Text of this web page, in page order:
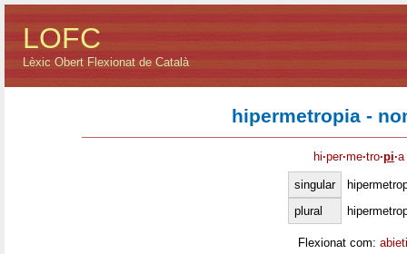
LOFC
Lèxic Obert Flexionat de Català
hipermetropia -
hi·per·me·tro·pi·a
singular
plural
Flexionat com: